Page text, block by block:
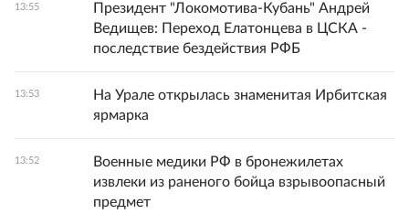
13:55
Президент "Локомотива-Кубань" Андрей
Ведищев: Переход Елатонцева в ЦСКА -
последствие бездействия РФБ
13:53
На Урале открылась знаменитая Ирбитская
ярмарка
13:52
Военные медики РФ в бронежилетах
извлеки из раненого бойца взрывоопасный
предмет